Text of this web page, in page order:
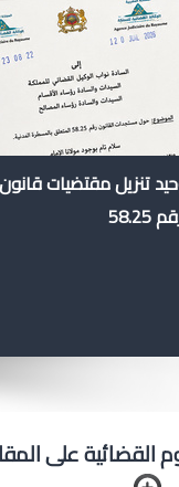
تنزيل مقتضيات
القضائية على